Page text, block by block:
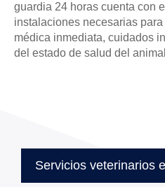
guardia 24 horas cuenta con
instalaciones necesarias
médica inmediata, cuidados
del estado de salud del
Servicios veterinarios